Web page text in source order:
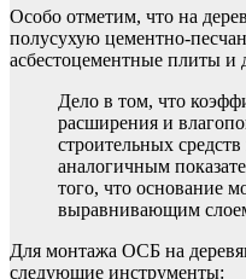
Особо отметим, что на
полусухую цементно-
асбестоцементные плиты и
Дело в том, что
расширения и
строительных
аналогичным
того, что основание
выравнивающим
Для монтажа ОСБ на
следующие инструменты: